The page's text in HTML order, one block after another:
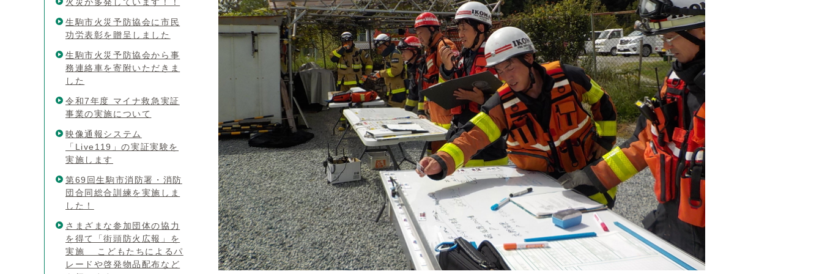
生駒市火災予防協会に市民
功労表彰を贈呈しました
生駒市火災予防協会から事
務連絡車を寄附いただきま
した
令和7年度 マイナ救急実証
事業の実施について
映像通報システム
「Live119」の実証実験を
実施します
第69回生駒市消防署・消防
団合同総合訓練を実施しま
した！
さまざまな参加団体の協力
を得て「街頭防火広報」を
実施 こどもたちによるパ
レードや啓発物品配布など